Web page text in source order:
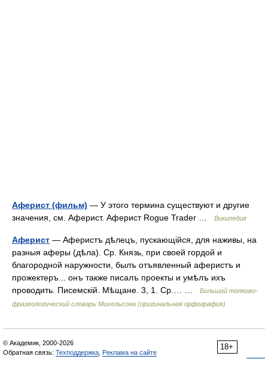
Аферист (фильм) — У этого термина существуют и другие
значения, см. Аферист. Аферист Rogue Trader …
Википедия
Аферист — Аферистъ дѣлецъ, пускающійся, для наживы, на
разныя аферы (дѣла). Ср. Князь, при своей гордой и
благородной наружности, былъ отъявленный аферистъ и
прожектеръ... онъ также писалъ проекты и умѣлъ ихъ
проводить. Писемскій. Мѣщане. 3, 1. Ср.… …
Большой толково-
фразеологический словарь Михельсона (оригинальная орфография)
18+
© Академик, 2000-2026
Обратная связь: Техподдержка Реклама на сайте